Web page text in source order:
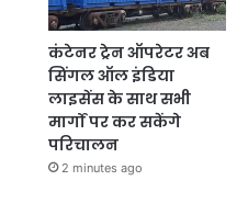
कंटेनर ट्रेन ऑपरेटर अब
सिंगल ऑल इंडिया
लाइसेंस के साथ सभी
मार्गों पर कर सकेंगे
परिचालन
2 minutes ago